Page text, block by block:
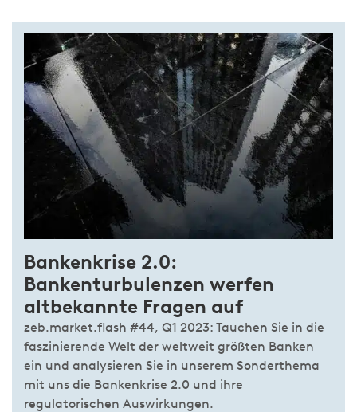
Bankenkrise 2.0:
Bankenturbulenzen werfen
altbekannte Fragen auf
zeb.market.flash #44, Q1 2023: Tauchen Sie in die
faszinierende Welt der weltweit größten Banken
ein und analysieren Sie in unserem Sonderthema
mit uns die Bankenkrise 2.0 und ihre
regulatorischen Auswirkungen.